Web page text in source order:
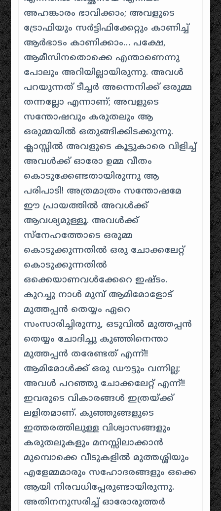
അഹങ്കാരം ഭാവിക്കാം; അവളുടെ
ട്രോഫിയും സർട്ടിഫിക്കേറ്റും കാണിച്ച്
ആർഭാടം കാണിക്കാം… പക്ഷേ,
ആമീസിനതൊക്കെ എന്താണെന്നു
പോലും അറിയില്ലായിരുന്നു. അവൾ
പറയുന്നത് ടീച്ചർ അന്നെനിക്ക് ഒരുമ്മ
തന്നല്ലോ എന്നാണ്; അവളുടെ
സന്തോഷവും കരുതലും ആ
ഒരുമ്മയിൽ ഒതുങ്ങിക്കിടക്കുന്നു.
ക്ലാസ്സിൽ അവളുടെ കൂട്ടുകാരെ വിളിച്ച്
അവൾക്ക് ഓരോ ഉമ്മ വീതം
കൊടുക്കേണ്ടതായിരുന്നു ആ
പരിപാടി! അത്രമാത്രം സന്തോഷമേ
ഈ പ്രായത്തിൽ അവൾക്ക്
ആവശ്യമുള്ളൂ. അവൾക്ക്
സ്നേഹത്തോടെ ഒരുമ്മ
കൊടുക്കുന്നതിൽ ഒരു ചോക്കലേറ്റ്
കൊടുക്കുന്നതിൽ
ഒക്കെയാണവൾക്കേറെ ഇഷ്ടം.
കുറച്ചു നാൾ മുമ്പ് ആമിമോളോട്
മുത്തപ്പൻ തെയ്യം ഏറെ
സംസാരിച്ചിരുന്നു, ഒടുവിൽ മുത്തപ്പൻ
തെയ്യം ചോദിച്ചു കുഞ്ഞിനെന്താ
മുത്തപ്പൻ തരേണ്ടത്എന്ന്!!
ആമിമോൾക്ക് ഒരു ഡൗട്ടും വന്നില്ല;
അവൾ പറഞ്ഞു ചോക്കലേറ്റ്എന്ന്!!
ഇവരുടെ വികാരങ്ങൾ ഇത്രയ്ക്ക്
ലളിതമാണ്. കുഞ്ഞുങ്ങളുടെ
ഇത്തരത്തിലുള്ള വിശ്വാസങ്ങളും
കരുതലുകളും മനസ്സിലാക്കാൻ
മുമ്പൊക്കെ വീടുകളിൽ മുത്തശ്ശിയും
എളേമ്മമാരും സഹോദരങ്ങളും ഒക്കെ
ആയി നിരവധിപ്പേരുണ്ടായിരുന്നു.
അതിനനുസരിച്ച് ഓരോരുത്തർ